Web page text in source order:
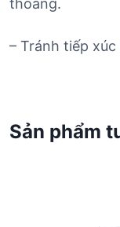
thoáng.
– Tránh tiếp
Sản phẩm